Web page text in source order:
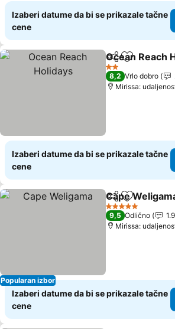
Izaberi datume da bi se prikazale tačne
cene
Deli Dodati u
Ocean Reach
2 Zvezdice
8,2 Vrlo dobro
Mirissa:
Izaberi datume da bi se prikazale tačne
cene
Popularan izbor
Deli Dodati u
Cape
5 Zvezdice
9,5 Odlično
Mirissa:
Izaberi datume da bi se prikazale tačne
cene